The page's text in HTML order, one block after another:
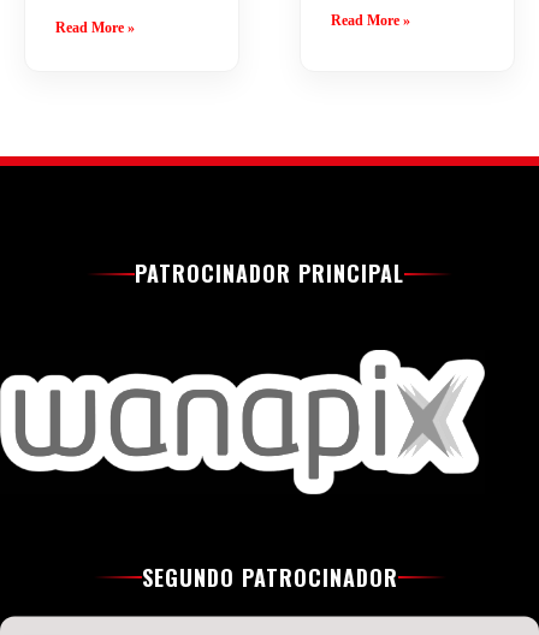
Read More » Read More »
PATROCINADOR PRINCIPAL
SEGUNDO PATROCINADOR